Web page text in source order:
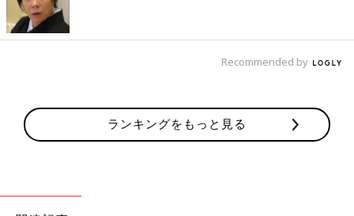
Recommended by
ランキングをもっと見る